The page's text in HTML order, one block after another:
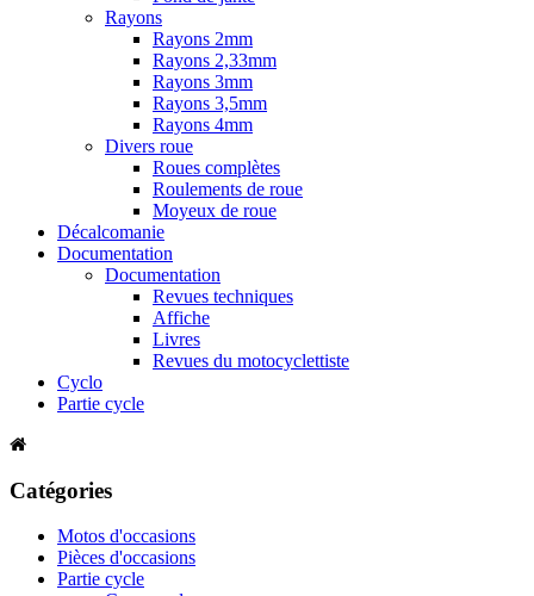
Rayons
Rayons 2mm
Rayons 2,33mm
Rayons 3mm
Rayons 3,5mm
Rayons 4mm
Divers roue
Roues complètes
Roulements de roue
Moyeux de roue
Décalcomanie
Documentation
Documentation
Revues techniques
Affiche
Livres
Revues du motocyclettiste
Cyclo
Partie cycle
Catégories
Motos d'occasions
Pièces d'occasions
Partie cycle